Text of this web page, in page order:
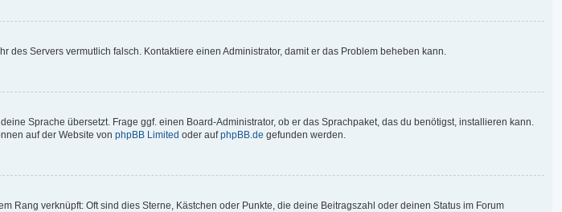
Servers vermutlich falsch. Kontaktiere einen Administrator, damit er das Problem beheben kann.
Sprache übersetzt. Frage ggf. einen Board-Administrator, ob er das Sprachpaket, das du benötigst, installieren kann.
auf der Website von phpBB Limited oder aufphpBB.de gefunden werden.
Rang verknüpft: Oft sind dies Sterne, Kästchen oder Punkte, die deine Beitragszahl oder deinen Status im Forum